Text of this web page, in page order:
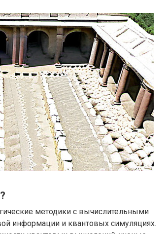
методики с вычислительными
информации и квантовых симуляциях.